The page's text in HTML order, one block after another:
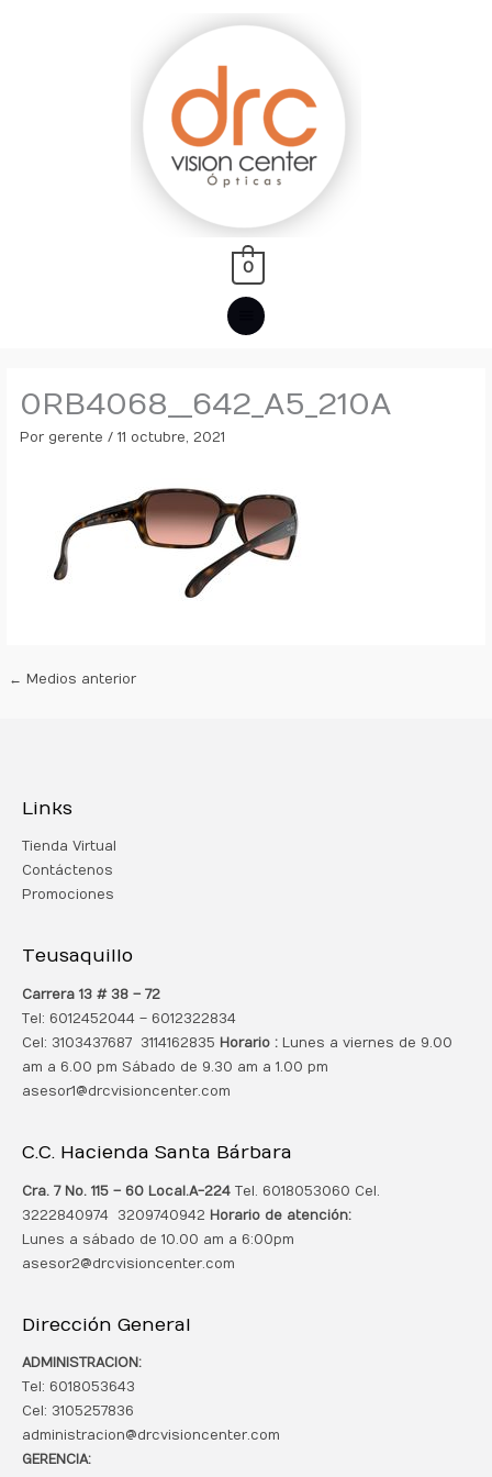
MENÚ
PRINCIPAL
0
0RB4068__642_A5_210A
Por gerente/11 octubre, 2021
← Medios anterior
Links
Tienda Virtual
Contáctenos
Promociones
Teusaquillo
Carrera 13 # 38 – 72
Tel: 6012452044 – 6012322834
Cel: 3103437687 3114162835 Horario : Lunes a viernes de 9.00
am a 6.00 pm Sábado de 9.30 am a 1.00 pm
asesor1@drcvisioncenter.com
C.C. Hacienda Santa Bárbara
Cra. 7 No. 115 – 60 Local.A-224 Tel. 6018053060 Cel.
3222840974 3209740942 Horario de atención:
Lunes a sábado de 10.00 am a 6:00pm
asesor2@drcvisioncenter.com
Dirección General
ADMINISTRACION:
Tel: 6018053643
Cel: 3105257836
administracion@drcvisioncenter.com
GERENCIA: